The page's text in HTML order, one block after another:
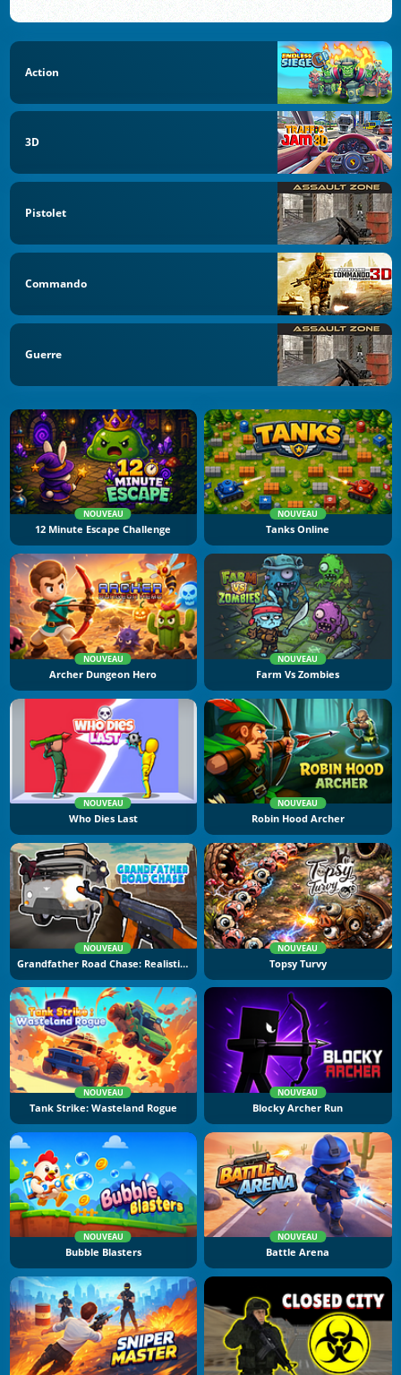
Action
3D
Pistolet
Commando
Guerre
NOUVEAU
12 Minute Escape Challenge
NOUVEAU
Tanks Online
NOUVEAU
Archer Dungeon Hero
NOUVEAU
Farm Vs Zombies
NOUVEAU
Who Dies Last
NOUVEAU
Robin Hood Archer
NOUVEAU
Grandfather Road Chase: Realistic Shooter
NOUVEAU
Topsy Turvy
NOUVEAU
Tank Strike: Wasteland Rogue
NOUVEAU
Blocky Archer Run
NOUVEAU
Bubble Blasters
NOUVEAU
Battle Arena